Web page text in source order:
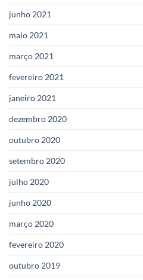
junho 2021
maio 2021
março 2021
fevereiro 2021
janeiro 2021
dezembro 2020
outubro 2020
setembro 2020
julho 2020
junho 2020
março 2020
fevereiro 2020
outubro 2019